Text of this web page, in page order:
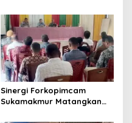
Perkembangannya
Sinergi Forkopimcam
Sukamakmur Matangkan